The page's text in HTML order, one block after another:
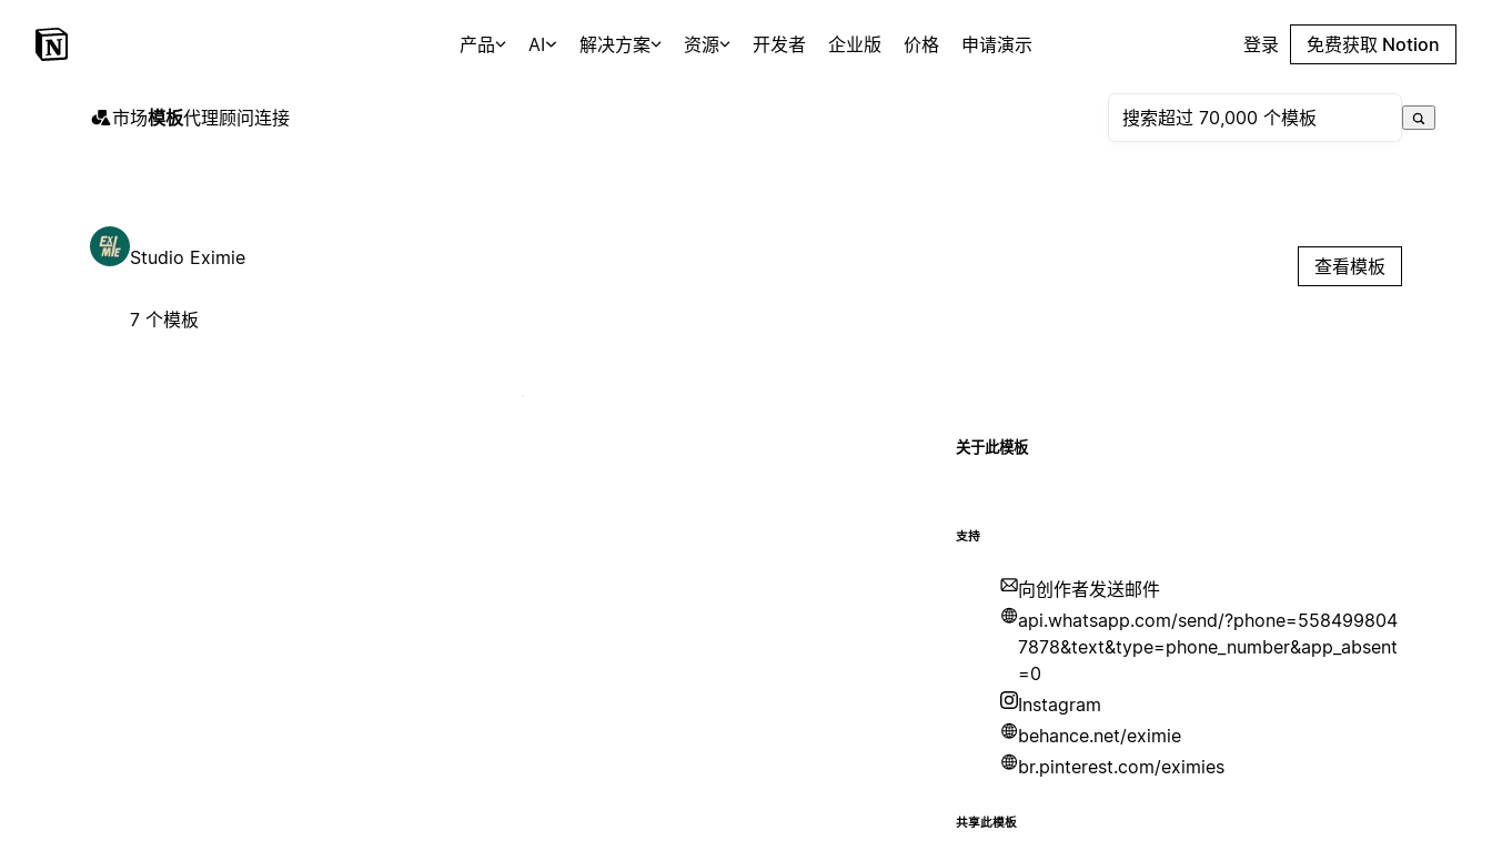
产品 AI 解决方案 资源 开发者 企业版 价格 申请演示 登录 免费获取 Notion
市场模板代理顾问连接
Studio Eximie
7 个模板
查看模板
关于此模板
支持
向创作者发送邮件
api.whatsapp.com/send/?phone=558499804
7878&text&type=phone_number&app_absent
=0
Instagram
behance.net/eximie
br.pinterest.com/eximies
共享此模板